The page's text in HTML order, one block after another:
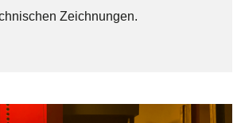
Zeichnungen.